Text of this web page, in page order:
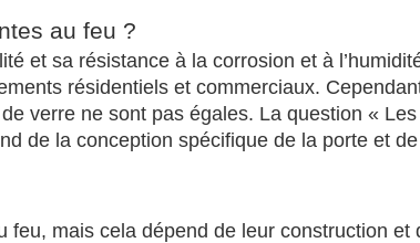
au feu ?
et sa résistance à la corrosion et à
résidentiels et commerciaux.
verre ne sont pas égales. La question «
de la conception spécifique de la porte et
mais cela dépend de leur construction et